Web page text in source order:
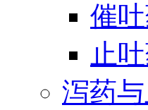
催
止
泻药